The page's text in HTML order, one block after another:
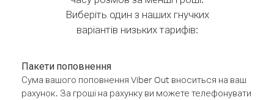
Виберіть один з наших гнучких
варіантів низьких тарифів:
Пакети поповнення
Сума вашого поповнення Viber Out вноситься на ваш
рахунок. За гроші на рахунку ви можете телефонувати